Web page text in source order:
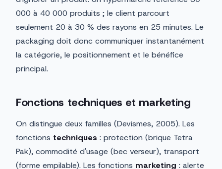
000 à 40 000 produits ; le client parcourt
seulement 20 à 30 % des rayons en 25 minutes. Le
packaging doit donc communiquer instantanément
la catégorie, le positionnement et le bénéfice
principal.
Fonctions techniques et marketing
On distingue deux familles (Devismes, 2005). Les
fonctions techniques : protection (brique Tetra
Pak), commodité d'usage (bec verseur), transport
(forme empilable). Les fonctions marketing : alerte